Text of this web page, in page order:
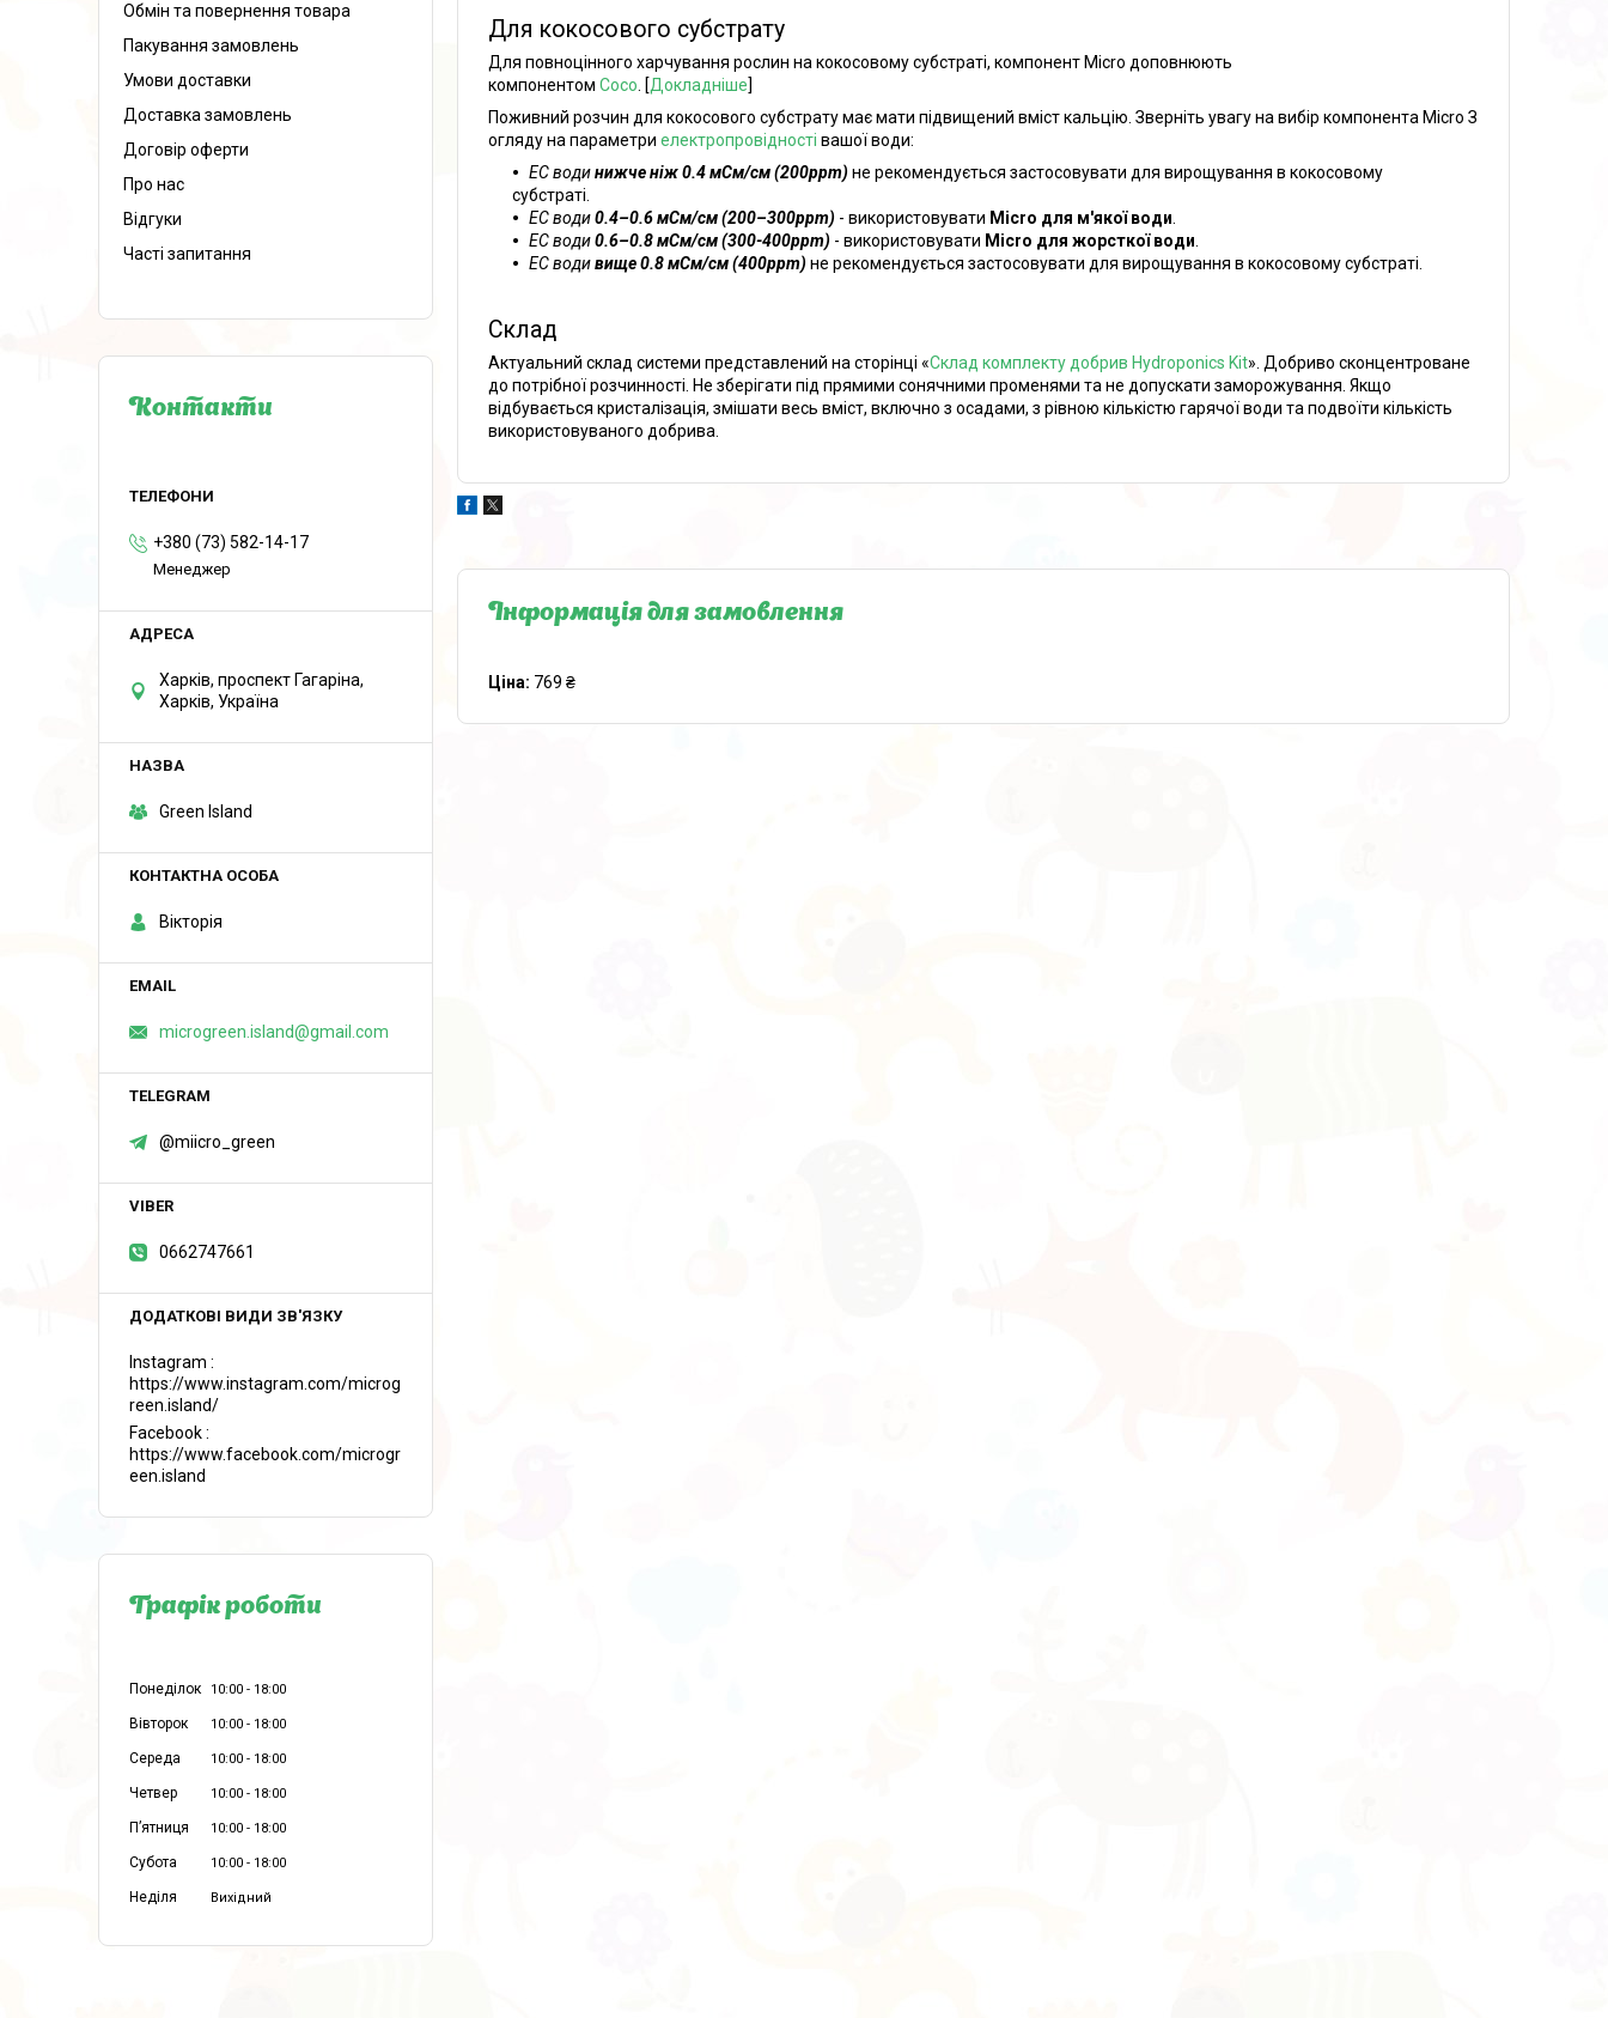
Для кокосового субстрату
Для повноцінного харчування рослин на кокосовому субстраті, компонент Micro доповнюють
компонентом Coco. [Докладніше]
Поживний розчин для кокосового субстрату має мати підвищений вміст кальцію. Зверніть увагу на вибір компонента Micro З
огляду на параметри електропровідності вашої води:
EC водинижче ніж 0.4 мСм/см (200ppm) не рекомендується застосовувати для вирощування в кокосовому
субстраті.
EC води0.4–0.6 мСм/см (200–300ppm) - використовувати Micro для м'якої води.
EC води0.6–0.8 мСм/см (300-400ppm) - використовувати Micro для жорсткої води.
EC водивище 0.8 мСм/см (400ppm) не рекомендується застосовувати для вирощування в кокосовому субстраті.
Склад
Актуальний склад системи представлений на сторінці «Склад комплекту добрив Hydroponics Kit». Добриво сконцентроване
до потрібної розчинності. Не зберігати під прямими сонячними променями та не допускати заморожування. Якщо
відбувається кристалізація, змішати весь вміст, включно з осадами, з рівною кількістю гарячої води та подвоїти кількість
використовуваного добрива.
Інформація для замовлення
Ціна: 769 ₴
Обмін та повернення товара
Пакування замовлень
Умови доставки
Доставка замовлень
Договір оферти
Про нас
Відгуки
Часті запитання
Контакти
+380 (73) 582-14-17
Менеджер
Харків, проспект Гагаріна,
Харків, Україна
Green Island
Вікторія
microgreen.island@gmail.com
@miicro_green
0662747661
Instagram
https://www.instagram.com/microg
reen.island/
Facebook
https://www.facebook.com/microgr
een.island
Графік роботи
Понеділок 10:00 18:00
Вівторок 10:00 18:00
Середа 10:00 18:00
Четвер 10:00 18:00
Пʼятниця 10:00 18:00
Субота 10:00 18:00
Неділя Вихідний